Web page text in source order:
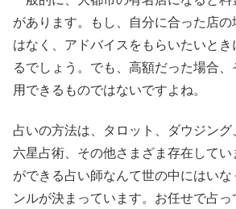
があります。もし、自分に合った店
はなく、アドバイスをもらいたいと
るでしょう。でも、高額だった場合、
用できるものではないですよね。
占いの方法は、タロット、ダウジング
六星占術、その他さまざま存在して
ができる占い師なんて世の中にはい
ンルが決まっています。お任せで占